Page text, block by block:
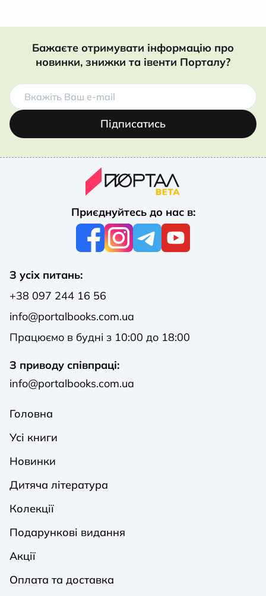
Бажаєте отримувати інформацію про
новинки, знижки та івенти Порталу?
Підписатись
Приєднуйтесь до нас в:
З усіх питань:
+38 097 244 16 56
info@portalbooks.com.ua
Працюємо в будні з 10:00 до 18:00
З приводу співпраці:
info@portalbooks.com.ua
Головна
Усі книги
Новинки
Дитяча література
Колекції
Подарункові видання
Акції
Оплата та доставка